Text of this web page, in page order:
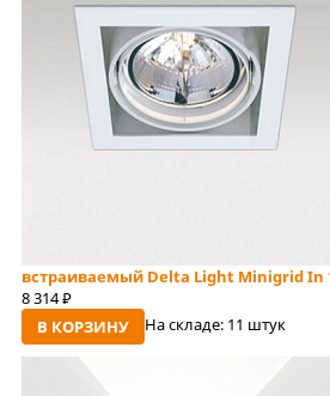
встраиваемый Delta Light Minigrid In
8 314 руб
В КОРЗИНУ На складе: 11 штук